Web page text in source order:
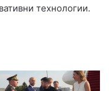
технологии.